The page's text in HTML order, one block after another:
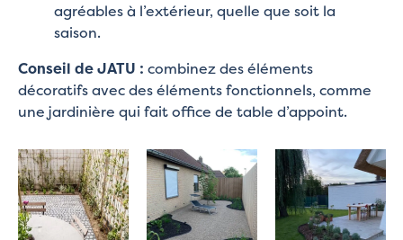
agréables à l’extérieur, quelle que soit la
saison.
Conseil de JATU : combinez des éléments
décoratifs avec des éléments fonctionnels, comme
une jardinière qui fait office de table d’appoint.